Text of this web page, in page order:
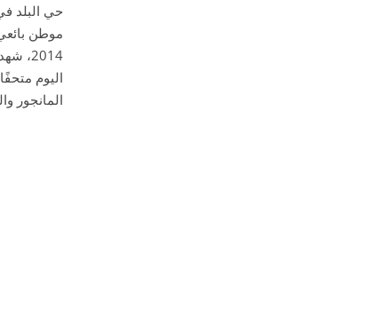
حي البلد
موطن
اليوم
المانجور